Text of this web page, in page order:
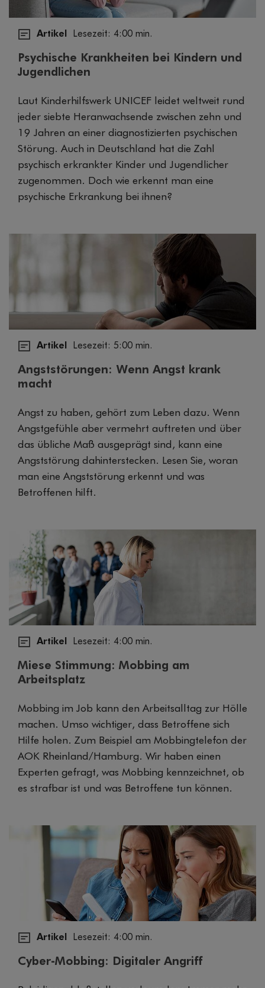
Artikel Lesezeit: 4:00 min.
Psychische Krankheiten bei Kindern und
Jugendlichen
Laut Kinderhilfswerk UNICEF leidet weltweit rund
jeder siebte Heranwachsende zwischen zehn und
19 Jahren an einer diagnostizierten psychischen
Störung. Auch in Deutschland hat die Zahl
psychisch erkrankter Kinder und Jugendlicher
zugenommen. Doch wie erkennt man eine
psychische Erkrankung bei ihnen?
Artikel Lesezeit: 5:00 min.
Angststörungen: Wenn Angst krank
macht
Angst zu haben, gehört zum Leben dazu. Wenn
Angstgefühle aber vermehrt auftreten und über
das übliche Maß ausgeprägt sind, kann eine
Angststörung dahinterstecken. Lesen Sie, woran
man eine Angststörung erkennt und was
Betroffenen hilft.
Artikel Lesezeit: 4:00 min.
Miese Stimmung: Mobbing am
Arbeitsplatz
Mobbing im Job kann den Arbeitsalltag zur Hölle
machen. Umso wichtiger, dass Betroffene sich
Hilfe holen. Zum Beispiel am Mobbingtelefon der
AOK Rheinland/Hamburg. Wir haben einen
Experten gefragt, was Mobbing kennzeichnet, ob
es strafbar ist und was Betroffene tun können.
Artikel Lesezeit: 4:00 min.
Cyber-Mobbing: Digitaler Angriff